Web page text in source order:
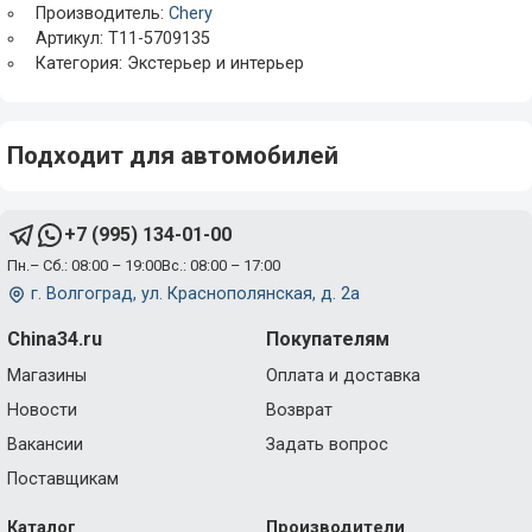
Производитель: Chery
Артикул: T11-5709135
Категория: Экстерьер и интерьер
Подходит для автомобилей
+7 (995) 134-01-00
Пн.– Сб.: 08:00 – 19:00Вс.: 08:00 – 17:00
г. Волгоград, ул. Краснополянская, д. 2а
China34.ru
Магазины
Новости
Вакансии
Поставщикам
Покупателям
Оплата и доставка
Возврат
Задать вопрос
Каталог Производители